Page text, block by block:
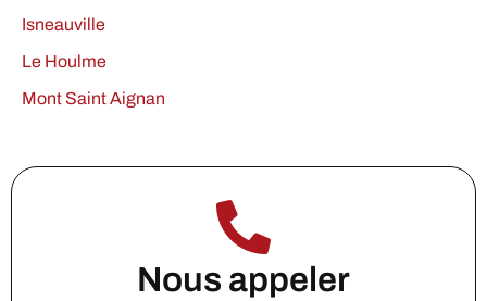
Isneauville
Le Houlme
Mont Saint Aignan
Nous appeler